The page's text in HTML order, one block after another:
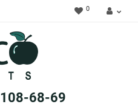
0
108-68-69